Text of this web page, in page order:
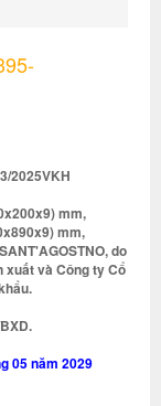
2025VKH
mm,
mm,
do
xuất và Công ty Cổ
05 năm 2029